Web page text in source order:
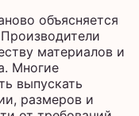
объясняется
материалов и
Многие
выпускать
размеров и